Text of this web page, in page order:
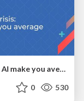
The SEO identity crisis: Don't let AI make you average
0 530